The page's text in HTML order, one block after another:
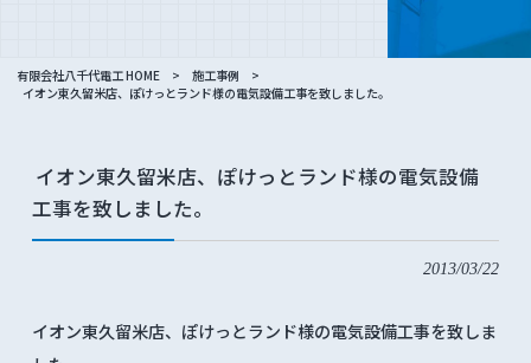
有限会社八千代電工 HOME > 施工事例
>
イオン東久留米店、ぽけっとランド様の電気設備工事を致しました。
イオン東久留米店、ぽけっとランド様の電気設備
工事を致しました。
2013/03/22
イオン東久留米店、ぽけっとランド様の電気設備工事を致しま